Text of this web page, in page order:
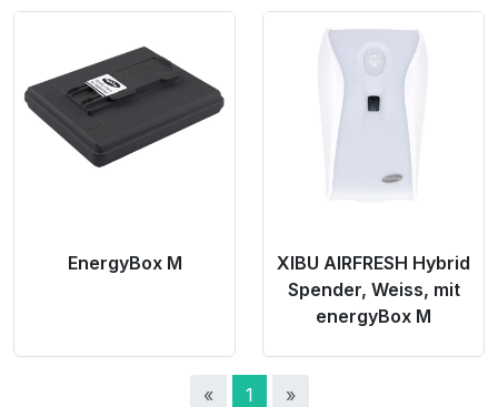
Product Link
EnergyBox M
Product Link
XIBU AIRFRESH Hybrid
Spender, Weiss, mit
energyBox M
« 1 »